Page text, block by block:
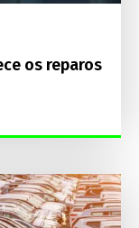
os reparos